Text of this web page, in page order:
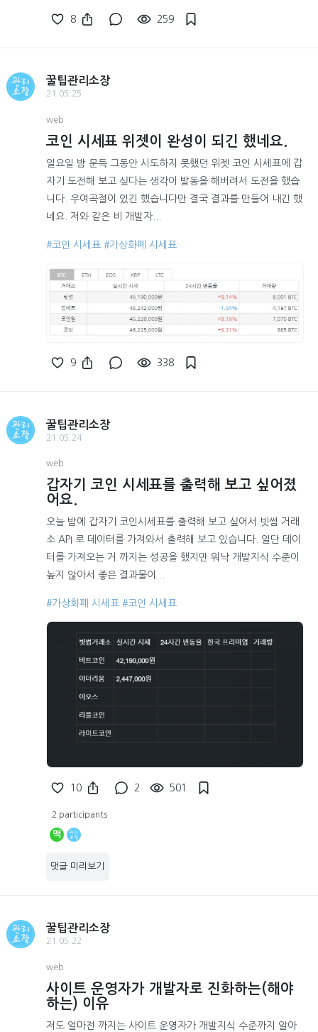
8 259
꿀팁관리소장
21.05.25
web
코인 시세표 위젯이 완성이 되긴 했네요.
일요일 밤 문득 그동안 시도하지 못했던 위젯 코인 시세표에 갑
자기 도전해 보고 싶다는 생각이 발동을 해버려서 도전을 했습
니다. 우여곡절이 있긴 했습니다만 결국 결과를 만들어 내긴 했
네요. 저와 같은 비 개발자...
#코인 시세표 #가상화폐 시세표
9 338
꿀팁관리소장
21.05.24
web
갑자기 코인 시세표를 출력해 보고 싶어졌
어요.
오늘 밤에 갑자기 코인시세표를 출력해 보고 싶어서 빗썸 거래
소 API 로 데이터를 가져와서 출력해 보고 있습니다. 일단 데이
터를 가져오는 거 까지는 성공을 했지만 워낙 개발지식 수준이
높지 않아서 좋은 결과물이...
#가상화폐 시세표 #코인 시세표
10 2 501
2 participants
맥
댓글 미리보기
꿀팁관리소장
21.05.22
web
사이트 운영자가 개발자로 진화하는(해야
하는) 이유
저도 얼마전 까지는 사이트 운영자가 개발지식 수준까지 알아